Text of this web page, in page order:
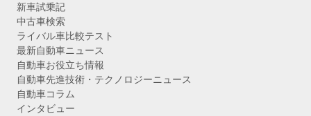
新車試乗記
中古車検索
ライバル車比較テスト
最新自動車ニュース
自動車お役立ち情報
自動車先進技術・テクノロジーニュース
自動車コラム
インタビュー